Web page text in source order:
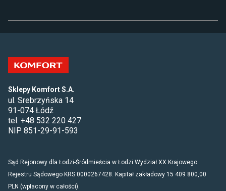
Sklepy Komfort S.A.
ul. Srebrzyńska 14
91-074 Łódź
tel. +48 532 220 427
NIP 851-29-91-593
Sąd Rejonowy dla Łodzi-Śródmieścia w Łodzi Wydział XX Krajowego
Rejestru Sądowego KRS 0000267428. Kapitał zakładowy 15 409 800,00
PLN (wpłacony w całości).